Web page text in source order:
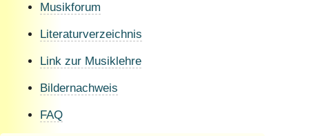
Musikforum
Literaturverzeichnis
Link zur Musiklehre
Bildernachweis
FAQ